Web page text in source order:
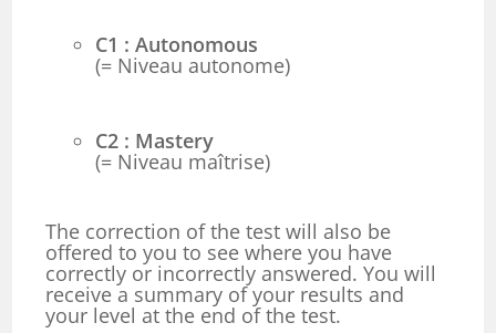
C1 : Autonomous
(= Niveau autonome)
C2 : Mastery
(= Niveau maîtrise)
The correction of the test will also be
offered to you to see where you have
correctly or incorrectly answered. You will
receive a summary of your results and
your level at the end of the test.